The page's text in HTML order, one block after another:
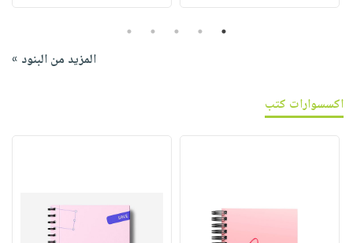
1
2
3
4
5
المزيد من البنود »
اكسسوارات كتب